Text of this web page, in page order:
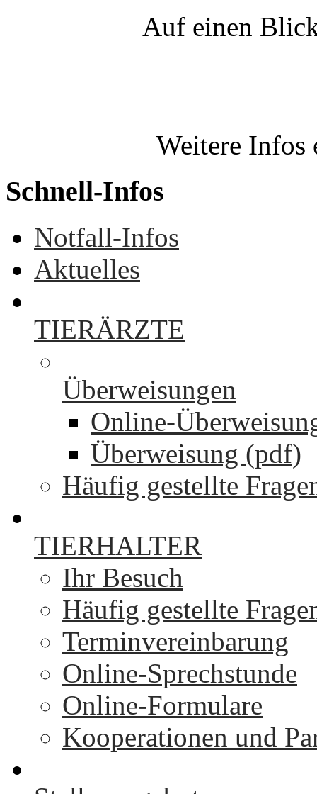
Auf einen
Weitere Infos
Schnell-Infos
Notfall-Infos
Aktuelles
TIERÄRZTE
Überweisungen
Online-
Überweisung (pdf)
Häufig gestellte
TIERHALTER
Ihr Besuch
Häufig gestellte
Terminvereinbarung
Online-Sprechstunde
Online-Formulare
Kooperationen und